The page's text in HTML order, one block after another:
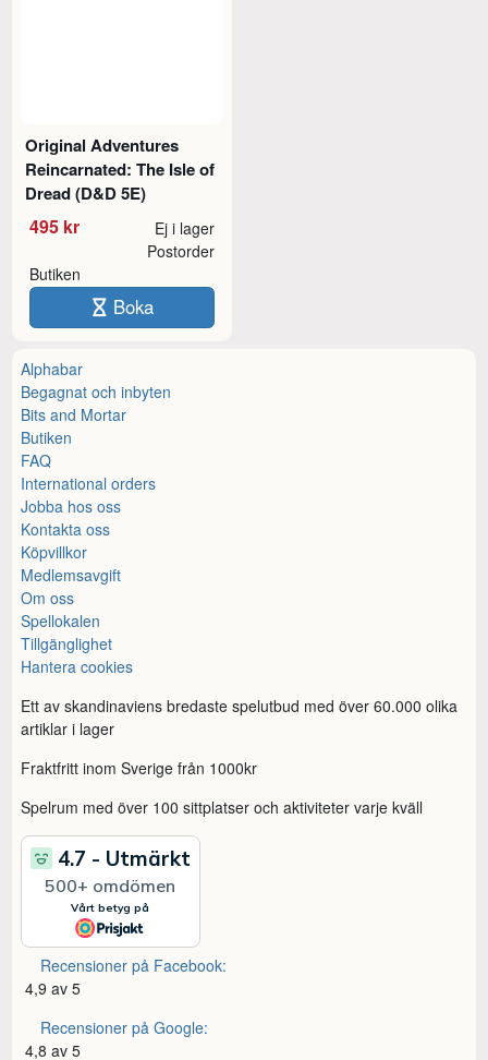
Original Adventures
Reincarnated: The Isle of
Dread (D&D 5E)
495 kr Ej i lager
Butiken
Postorder
Boka
Alphabar
Begagnat och inbyten
Bits and Mortar
Butiken
FAQ
International orders
Jobba hos oss
Kontakta oss
Köpvillkor
Medlemsavgift
Om oss
Spellokalen
Tillgänglighet
Hantera cookies
Ett av skandinaviens bredaste spelutbud med över 60.000 olika
artiklar i lager
Fraktfritt inom Sverige från 1000kr
Spelrum med över 100 sittplatser och aktiviteter varje kväll
Recensioner på Facebook:
4,9 av 5
Recensioner på Google:
4,8 av 5